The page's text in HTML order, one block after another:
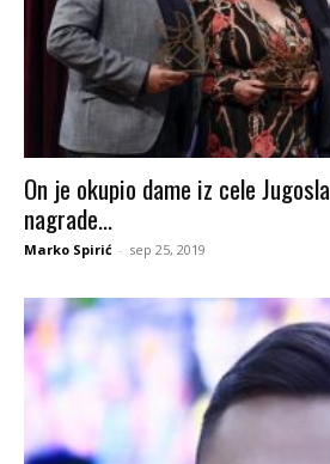
On je okupio dame iz cele
nagrade...
Marko Spirić - sep 25, 2019